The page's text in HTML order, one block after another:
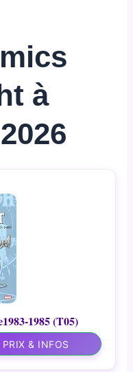
à
1985 (T05)
PRIX & INFOS